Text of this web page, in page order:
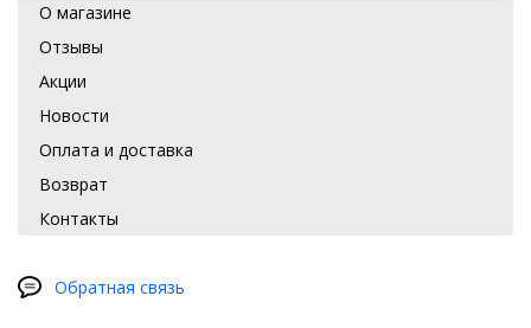
О магазине
Отзывы
Акции
Новости
Оплата и доставка
Возврат
Контакты
Обратная связь